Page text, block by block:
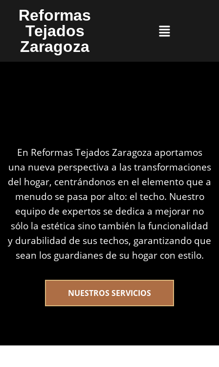
Reformas
Tejados
Zaragoza
En Reformas Tejados Zaragoza aportamos
una nueva perspectiva a las transformaciones
del hogar, centrándonos en el elemento que a
menudo se pasa por alto: el techo. Nuestro
equipo de expertos se dedica a mejorar no
sólo la estética sino también la funcionalidad
y durabilidad de sus techos, garantizando que
sean los guardianes de su hogar con estilo.
NUESTROS SERVICIOS